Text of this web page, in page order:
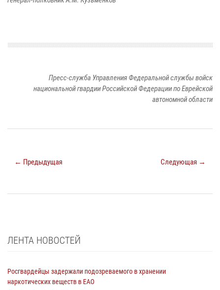
Пресс-служба Управления Федеральной службы войск
национальной гвардии Российской Федерации по Еврейской
автономной области
← Предыдущая Следующая →
ЛЕНТА НОВОСТЕЙ
Росгвардейцы задержали подозреваемого в хранении
наркотических веществ в ЕАО